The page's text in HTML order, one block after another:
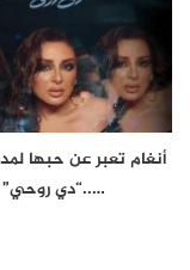
أنغام تعبر عن حبها
…..“دي روحي”